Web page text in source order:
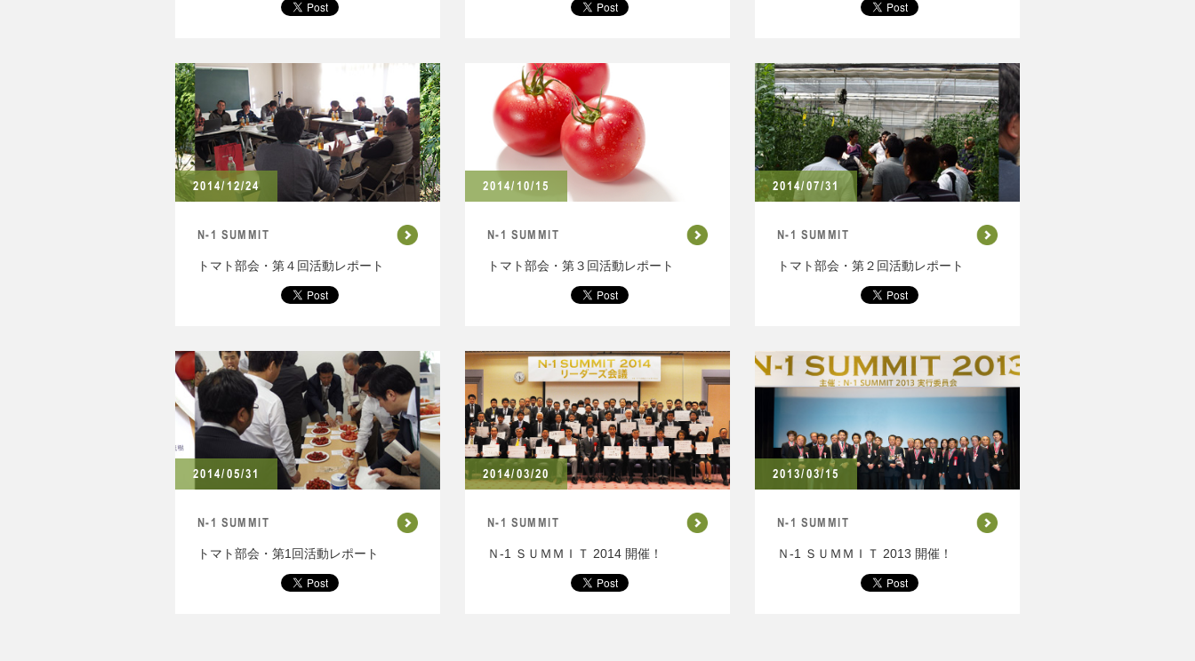
2014/12/24
N-1 SUMMIT
トマト部会・第４回活動レポート
2014/10/15
N-1 SUMMIT
トマト部会・第３回活動レポート
2014/07/31
N-1 SUMMIT
トマト部会・第２回活動レポート
2014/05/31
N-1 SUMMIT
トマト部会・第1回活動レポート
2014/03/20
N-1 SUMMIT
Ｎ-1 ＳＵＭＭＩＴ 2014 開催！
2013/03/15
N-1 SUMMIT
Ｎ-1 ＳＵＭＭＩＴ 2013 開催！